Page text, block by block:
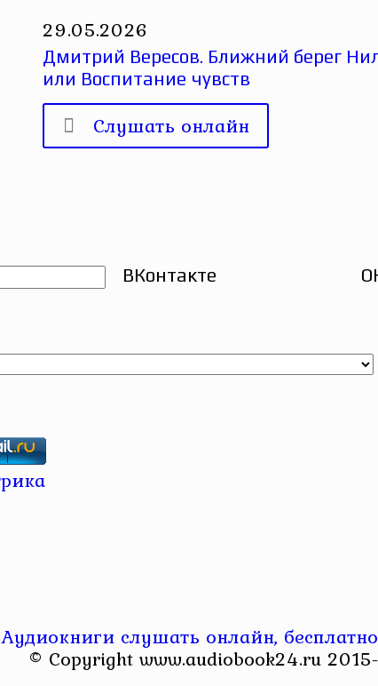
29.05.2026
Дмитрий Вересов. Ближний берег
или Воспитание чувств
Слушать онлайн
ВКонтакте
Аудиокниги слушать онлайн,
© Copyright www.audiobook24.ru